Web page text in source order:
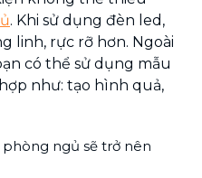
. Khi sử dụng đèn led,
linh, rực rỡ hơn. Ngoài
có thể sử dụng mẫu
như: tạo hình quả,